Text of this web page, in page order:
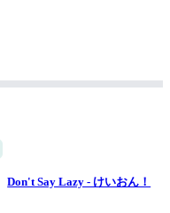
Don't Say Lazy - けいおん！